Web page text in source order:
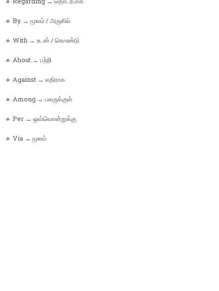
🔹 By → மூலம் / அருகில்
🔹 With → உடன் / கொண்டு
🔹 About → பற்றி
🔹 Against → எதிராக
🔹 Among → பலருக்குள்
🔹 Per → ஒவ்வொன்றுக்கு
🔹 Via → மூலம்